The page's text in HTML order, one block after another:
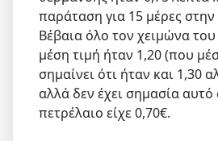
παράταση για 15 μέρες
Βέβαια όλο τον χειμώνα
μέση τιμή ήταν 1,20 (που
σημαίνει ότι ήταν και 1,30
αλλά δεν έχει σημασία
πετρέλαιο είχε 0,70€.